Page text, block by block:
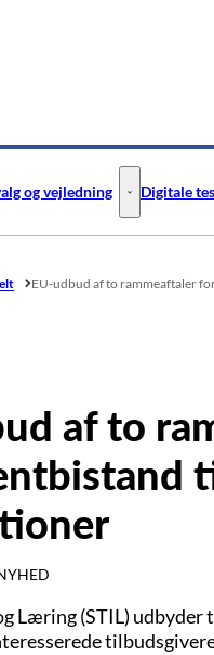
og vejledning Digitale
EU-udbud af to rammeaftaler
af to
Læring (STIL)